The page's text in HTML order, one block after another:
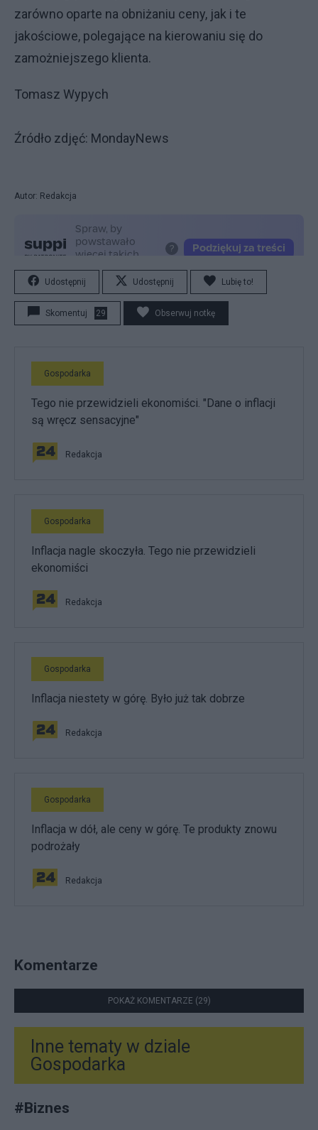
zarówno oparte na obniżaniu ceny, jak i te
jakościowe, polegające na kierowaniu się do
zamożniejszego klienta.
Tomasz Wypych
Źródło zdjęć: MondayNews
Autor: Redakcja
Udostępnij Udostępnij Lubię to!
Skomentuj 29 Obserwuj notkę
Gospodarka
Tego nie przewidzieli ekonomiści. "Dane o inflacji
są wręcz sensacyjne"
Redakcja
Gospodarka
Inflacja nagle skoczyła. Tego nie przewidzieli
ekonomiści
Redakcja
Gospodarka
Inflacja niestety w górę. Było już tak dobrze
Redakcja
Gospodarka
Inflacja w dół, ale ceny w górę. Te produkty znowu
podrożały
Redakcja
Komentarze
POKAŻ KOMENTARZE (29)
Inne tematy w dziale
Gospodarka
#Biznes